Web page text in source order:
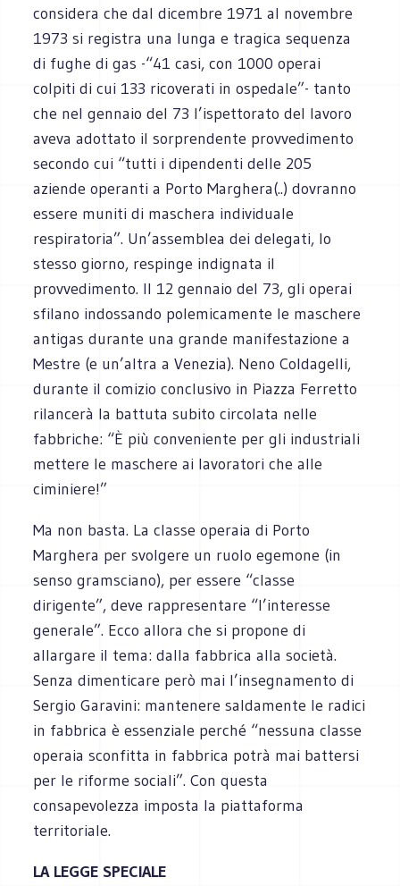
considera che dal dicembre 1971 al novembre
1973 si registra una lunga e tragica sequenza
di fughe di gas -“41 casi, con 1000 operai
colpiti di cui 133 ricoverati in ospedale”- tanto
che nel gennaio del 73 l’ispettorato del lavoro
aveva adottato il sorprendente provvedimento
secondo cui “tutti i dipendenti delle 205
aziende operanti a Porto Marghera(..) dovranno
essere muniti di maschera individuale
respiratoria”. Un’assemblea dei delegati, lo
stesso giorno, respinge indignata il
provvedimento. Il 12 gennaio del 73, gli operai
sfilano indossando polemicamente le maschere
antigas durante una grande manifestazione a
Mestre (e un’altra a Venezia). Neno Coldagelli,
durante il comizio conclusivo in Piazza Ferretto
rilancerà la battuta subito circolata nelle
fabbriche: “È più conveniente per gli industriali
mettere le maschere ai lavoratori che alle
ciminiere!”
Ma non basta. La classe operaia di Porto
Marghera per svolgere un ruolo egemone (in
senso gramsciano), per essere “classe
dirigente”, deve rappresentare “l’interesse
generale”. Ecco allora che si propone di
allargare il tema: dalla fabbrica alla società.
Senza dimenticare però mai l’insegnamento di
Sergio Garavini: mantenere saldamente le radici
in fabbrica è essenziale perché “nessuna classe
operaia sconfitta in fabbrica potrà mai battersi
per le riforme sociali”. Con questa
consapevolezza imposta la piattaforma
territoriale.
LA LEGGE SPECIALE